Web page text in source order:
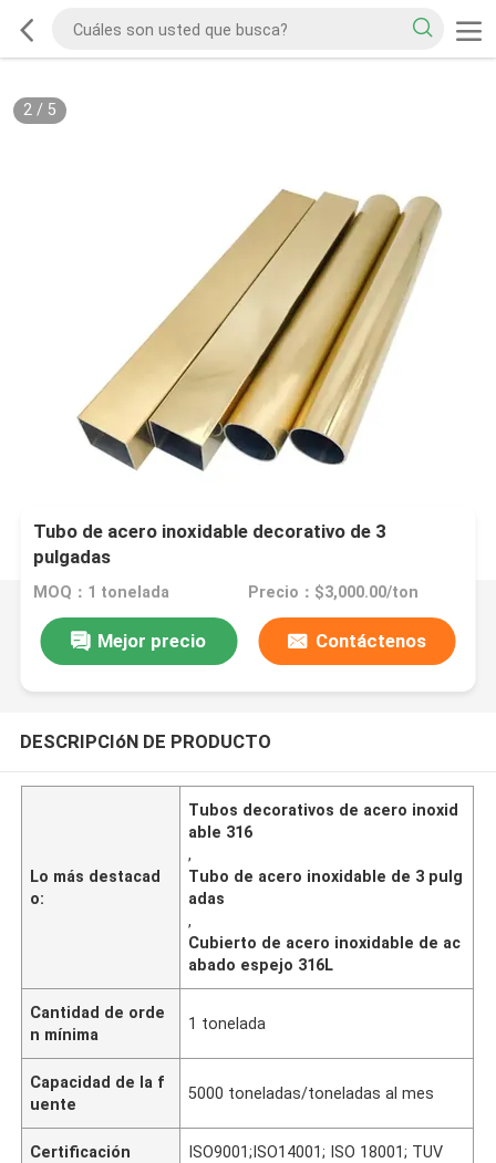
2/ 5
Tubo de acero inoxidable decorativo de 3
pulgadas
MOQ：1 tonelada Precio：$3,000.00/ton
Mejor precio Contáctenos
DESCRIPCIóN DE PRODUCTO
Lo más destacad
o:
Tubos decorativos de acero inoxid
able 316
,
Tubo de acero inoxidable de 3 pulg
adas
,
Cubierto de acero inoxidable de ac
abado espejo 316L
Cantidad de orde
n mínima
1 tonelada
Capacidad de la f
uente
5000 toneladas/toneladas al mes
Certificación ISO9001;ISO14001; ISO 18001; TUV